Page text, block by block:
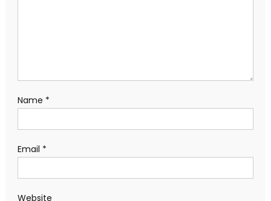
Name *
Email *
Website